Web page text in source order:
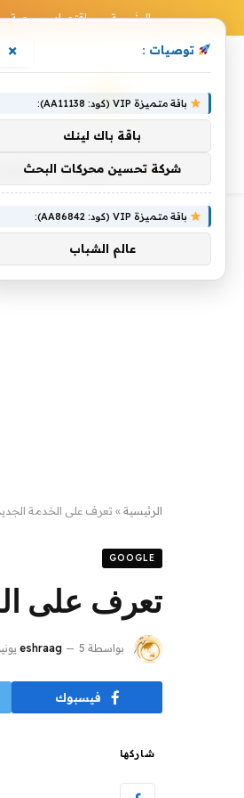
الرئيسية اقتصاد وبورصة
الرئيسية
الرئيسية »تعرف على الخدمة
GOOGLE
تعرف على
بواسطة eshraag 5 يونيو، 2015
فيسبوك
شاركها
توصيات : ×
باقة متميزة VIP (كود: AA11138):
باقة باك لينك
شركة تحسين محركات البحث
باقة متميزة VIP (كود: AA86842):
عالم الشباب